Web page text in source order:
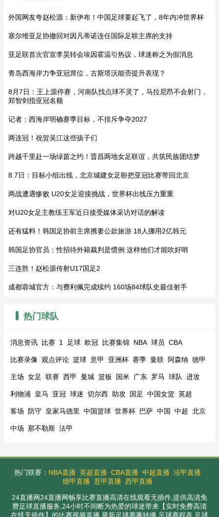
外国网友夸赵松源：新伊布！中国足球要起飞了，8年内冲世界杯
塞尔维亚足协撤回对因凡蒂诺连任国际足联主席的支持
亚足联首次官宣李昊转会埃因霍温引热议，球迷称之为假消息
青岛西海岸力争亚冠席位，古斯塔沃能否提升表现？
8月7日：王上源停赛，河南队找点球不灵了，马拉尼昂不会射门，
郑智剑指亚冠名额
记者：西海岸明确赛季目标，不排斥争夺2027
两连冠！祝贺吴江这些孩子们
跨越千里赴一场绿茵之约！晋昌两地女足联谊，共筑民族团结梦
8.7日：目标小组出线，北京城建女足盼把亚冠比赛带回北京
两战遭遇惨败 U20女足迎接挑战，世界杯出线压力重重
对U20女足主教练王军近日接受媒体采访对话的解读
还有猛料！韩国足协前主席携妻公款旅游 18人挪用2亿韩元
韩国足协官员：性招待外籍裁判是惯例 这样他们才能吹好哨
三连胜！赵松源传射U17国足2
成都蓉城官方：与费利佩完成续约 160场84球队史最佳射手
热门球队
消息资讯 比赛 1 足球 欧冠 比赛集锦 NBA 球员 CBA
比赛录像 观点评论 篮球 意甲 亚洲杯 赛季 曼联 阿森纳 德甲
主场 女足 联赛 西甲 曼城 篮板 国米 广东 罗马 球队 进攻
利物浦 皇马 亚冠 球迷 切尔西 助攻 国足 中国女篮 英超
客场 防守 皇家马德里 中国篮球 世界杯 巴萨 中国 中超 北京
中场 那不勒斯 法甲
热门联赛： NBA直播 英超直播 CBA直播 中超直播 法甲直播
德甲直播 意甲直播 西甲直播
24直播网24直播网畅享比赛直播高清在线观看无插件,提供高清免
费足球直播服务,24小时不间断为热爱的球迷带来【实时免费高清
在线无插件】的比赛视频直播,最新足球赛事转播,足球赛程表,足球